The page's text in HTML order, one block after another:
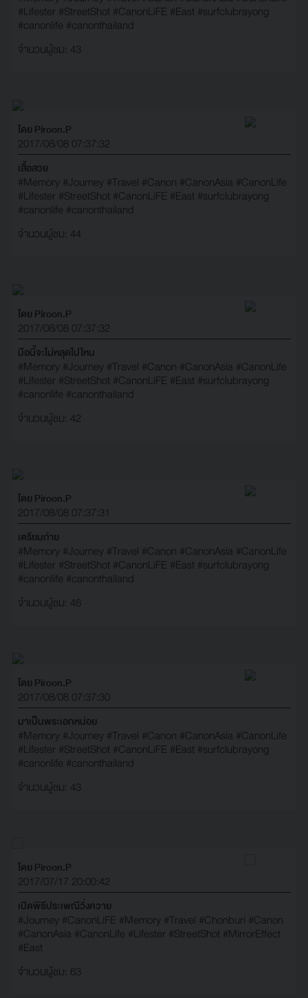
#Lifester #StreetShot #CanonLiFE #East #surfclubrayong
#canonlife #canonthailand
จำนวนผู้ชม: 43
โดย Piroon.P
2017/08/08 07:37:32
เสื้อสวย
#Memory #Journey #Travel #Canon #CanonAsia #CanonLife
#Lifester #StreetShot #CanonLiFE #East #surfclubrayong
#canonlife #canonthailand
จำนวนผู้ชม: 44
โดย Piroon.P
2017/08/08 07:37:32
มือนี้จะไม่หลุดไปไหน
#Memory #Journey #Travel #Canon #CanonAsia #CanonLife
#Lifester #StreetShot #CanonLiFE #East #surfclubrayong
#canonlife #canonthailand
จำนวนผู้ชม: 42
โดย Piroon.P
2017/08/08 07:37:31
เตรียมถ่าย
#Memory #Journey #Travel #Canon #CanonAsia #CanonLife
#Lifester #StreetShot #CanonLiFE #East #surfclubrayong
#canonlife #canonthailand
จำนวนผู้ชม: 46
โดย Piroon.P
2017/08/08 07:37:30
มาเป็นพระเอกหน่อย
#Memory #Journey #Travel #Canon #CanonAsia #CanonLife
#Lifester #StreetShot #CanonLiFE #East #surfclubrayong
#canonlife #canonthailand
จำนวนผู้ชม: 43
โดย Piroon.P
2017/07/17 20:00:42
เปิดพิธีประเพณีวิ่งควาย
#Journey #CanonLiFE #Memory #Travel #Chonburi #Canon
#CanonAsia #CanonLife #Lifester #StreetShot #MirrorEffect
#East
จำนวนผู้ชม: 63